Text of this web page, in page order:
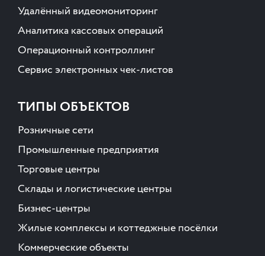
Удалённый видеомониторинг
Аналитика кассовых операций
Операционный контроллинг
Сервис электронных чек-листов
ТИПЫ ОБЪЕКТОВ
Розничные сети
Промышленные предприятия
Торговые центры
Склады и логистические центры
Бизнес-центры
Жилые комплексы и коттеджные посёлки
Коммерческие объекты